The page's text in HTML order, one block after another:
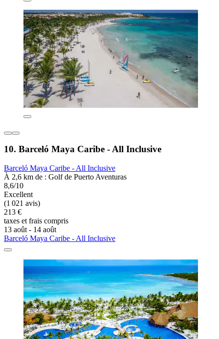
10. Barceló Maya Caribe - All Inclusive
Barceló Maya Caribe - All Inclusive
À 2,6 km de : Golf de Puerto Aventuras
8,6/10
Excellent
(1 021 avis)
213 €
taxes et frais compris
13 août - 14 août
Barceló Maya Caribe - All Inclusive